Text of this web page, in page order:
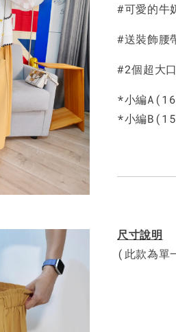
#可愛的牛
#送裝飾腰
#2個超大
*小編
*小編
尺寸說明
(此款為單